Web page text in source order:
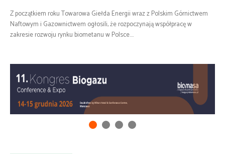
Z początkiem roku Towarowa Giełda Energii wraz z Polskim Górnictwem
Naftowym i Gazownictwem ogłosili, że rozpoczynają współpracę w
zakresie rozwoju rynku biometanu w Polsce....